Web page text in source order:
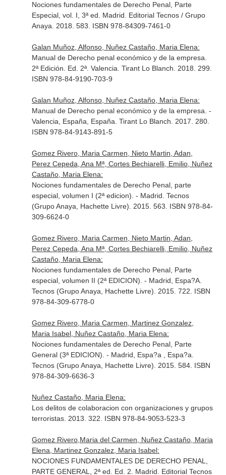
Nociones fundamentales de Derecho Penal, Parte
Especial, vol. I, 3ª ed. Madrid. Editorial Tecnos / Grupo
Anaya. 2018. 583. ISBN 978-84309-7461-0
Galan Muñoz, Alfonso, Nuñez Castaño, Maria Elena:
Manual de Derecho penal económico y de la empresa.
2ª Edición. Ed. 2ª. Valencia. Tirant Lo Blanch. 2018. 299.
ISBN 978-84-9190-703-9
Galan Muñoz, Alfonso, Nuñez Castaño, Maria Elena:
Manual de Derecho penal económico y de la empresa. -
Valencia, España, España. Tirant Lo Blanch. 2017. 280.
ISBN 978-84-9143-891-5
Gomez Rivero, Maria Carmen, Nieto Martin, Adan,
Perez Cepeda, Ana Mª, Cortes Bechiarelli, Emilio, Nuñez
Castaño, Maria Elena:
Nociones fundamentales de Derecho Penal, parte
especial, volumen I (2ª edicion). - Madrid. Tecnos
(Grupo Anaya, Hachette Livre). 2015. 563. ISBN 978-84-
309-6624-0
Gomez Rivero, Maria Carmen, Nieto Martin, Adan,
Perez Cepeda, Ana Mª, Cortes Bechiarelli, Emilio, Nuñez
Castaño, Maria Elena:
Nociones fundamentales de Derecho Penal, Parte
especial, volumen II (2ª EDICION). - Madrid, Espa?A.
Tecnos (Grupo Anaya, Hachette Livre). 2015. 722. ISBN
978-84-309-6778-0
Gomez Rivero, Maria Carmen, Martinez Gonzalez,
Maria Isabel, Nuñez Castaño, Maria Elena:
Nociones fundamentales de Derecho Penal, Parte
General (3ª EDICION). - Madrid, Espa?a , Espa?a.
Tecnos (Grupo Anaya, Hachette Livre). 2015. 584. ISBN
978-84-309-6636-3
Nuñez Castaño, Maria Elena:
Los delitos de colaboracion con organizaciones y grupos
terroristas. 2013. 322. ISBN 978-84-9053-523-3
Gomez Rivero,Maria del Carmen, Nuñez Castaño, Maria
Elena, Martinez Gonzalez, Maria Isabel:
NOCIONES FUNDAMENTALES DE DERECHO PENAL,
PARTE GENERAL, 2ª ed. Ed. 2. Madrid. Editorial Tecnos